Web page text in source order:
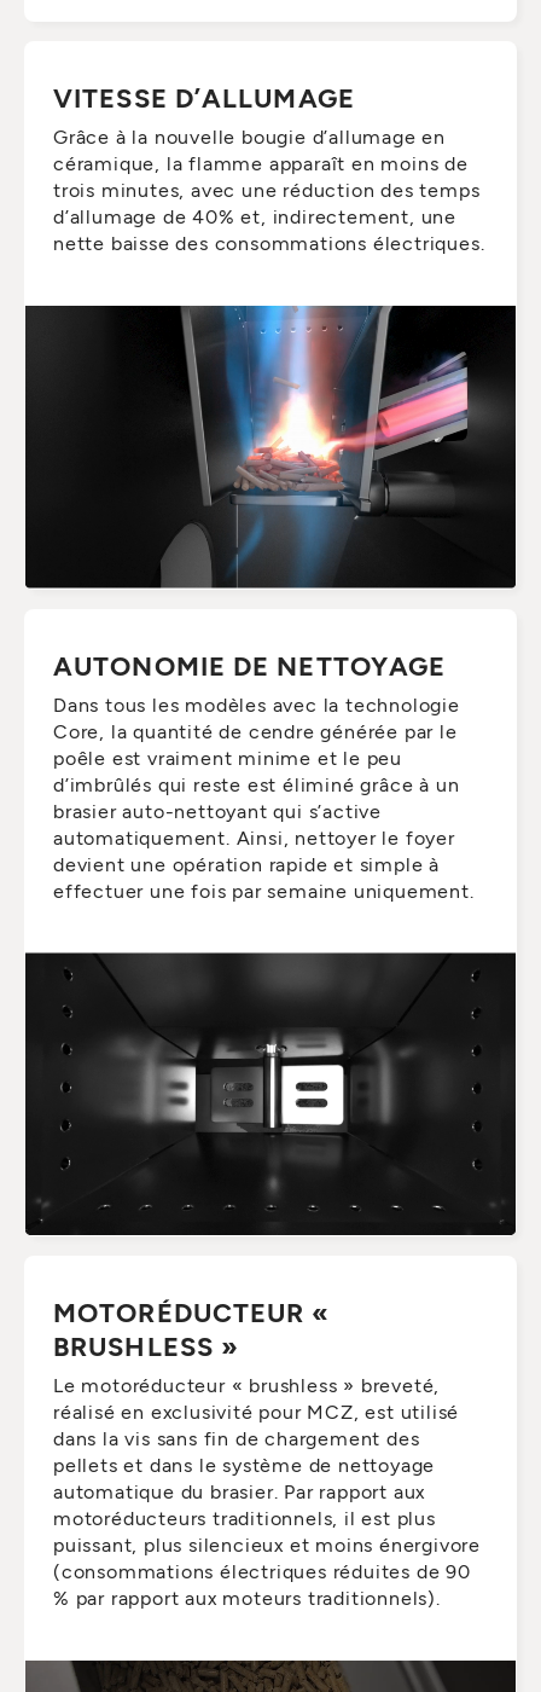
VITESSE D’ALLUMAGE
Grâce à la nouvelle bougie d’allumage en
céramique, la flamme apparaît en moins de
trois minutes, avec une réduction des temps
d’allumage de 40% et, indirectement, une
nette baisse des consommations électriques.
AUTONOMIE DE NETTOYAGE
Dans tous les modèles avec la technologie
Core, la quantité de cendre générée par le
poêle est vraiment minime et le peu
d’imbrûlés qui reste est éliminé grâce à un
brasier auto-nettoyant qui s’active
automatiquement. Ainsi, nettoyer le foyer
devient une opération rapide et simple à
effectuer une fois par semaine uniquement.
MOTORÉDUCTEUR «
BRUSHLESS »
Le motoréducteur « brushless » breveté,
réalisé en exclusivité pour MCZ, est utilisé
dans la vis sans fin de chargement des
pellets et dans le système de nettoyage
automatique du brasier. Par rapport aux
motoréducteurs traditionnels, il est plus
puissant, plus silencieux et moins énergivore
(consommations électriques réduites de 90
% par rapport aux moteurs traditionnels).